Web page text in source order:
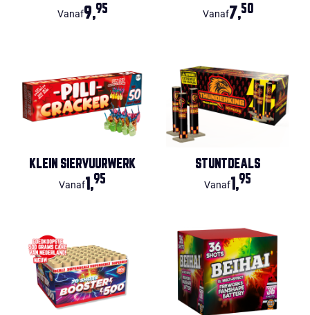
Vanaf9,95 Vanaf7,50
KLEIN SIERVUURWERK
Vanaf1,95
STUNTDEALS
Vanaf1,95